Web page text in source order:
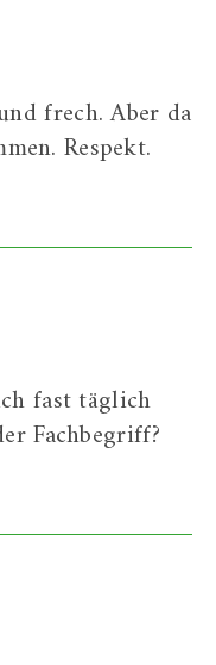
frech. Aber da
Respekt.
fast täglich
Fachbegriff?